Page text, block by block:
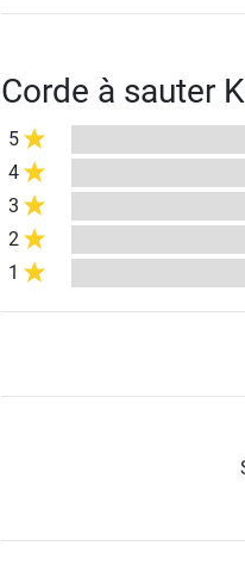
Corde à sauter
5
4
3
2
1